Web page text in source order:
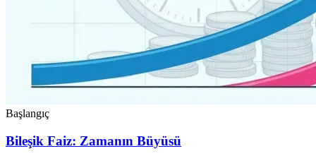
Başlangıç
Bileşik Faiz: Zamanın Büyüsü